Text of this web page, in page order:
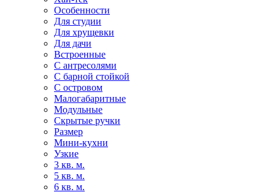
Особенности
Для студии
Для хрущевки
Для дачи
Встроенные
С антресолями
С барной стойкой
С островом
Малогабаритные
Модульные
Скрытые ручки
Размер
Мини-кухни
Узкие
3 кв. м.
5 кв. м.
6 кв. м.